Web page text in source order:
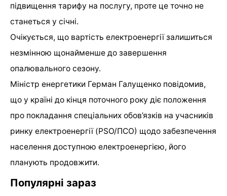
підвищення тарифу на послугу, проте це точно не
станеться у січні.
Очікується, що вартість електроенергії залишиться
незмінною щонайменше до завершення
опалювального сезону.
Міністр енергетики Герман Галущенко повідомив,
що у країні до кінця поточного року діє положення
про покладання спеціальних обов’язків на учасників
ринку електроенергії (PSO/ПСО) щодо забезпечення
населення доступною електроенергією, його
планують продовжити.
Популярні зараз